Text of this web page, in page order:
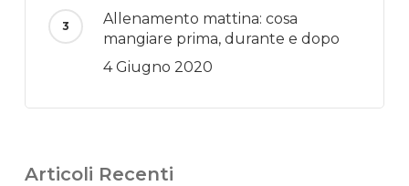
Allenamento mattina: cosa
mangiare prima, durante e dopo
4 Giugno 2020
Articoli Recenti